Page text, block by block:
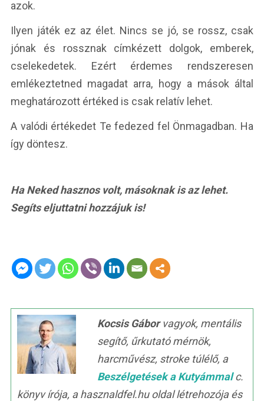
azok.
Ilyen játék ez az élet. Nincs se jó, se rossz, csak
jónak és rossznak címkézett dolgok, emberek,
cselekedetek. Ezért érdemes rendszeresen
emlékeztetned magadat arra, hogy a mások által
meghatározott értéked is csak relatív lehet.
A valódi értékedet Te fedezed fel Önmagadban. Ha
így döntesz.
Ha Neked hasznos volt, másoknak is az lehet.
Segíts eljuttatni hozzájuk is!
Kocsis Gáborvagyok, mentális
segítő, űrkutató mérnök,
harcművész, stroke túlélő, a
Beszélgetések a Kutyámmalc.
könyv írója, a hasznaldfel.hu oldal létrehozója és